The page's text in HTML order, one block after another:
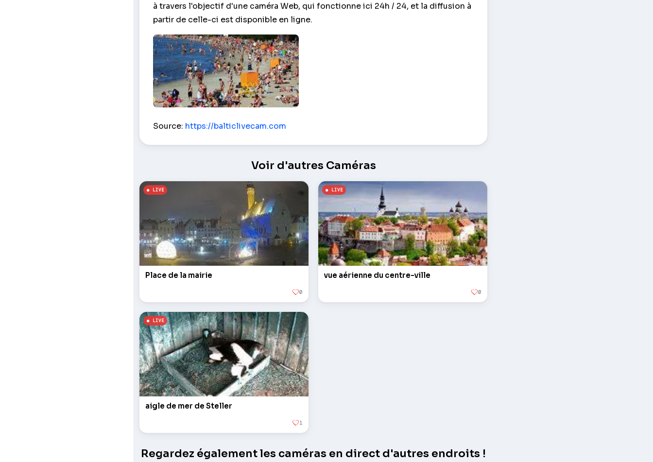
à travers l'objectif d'une caméra Web, qui fonctionne ici 24h / 24, et la diffusion à
partir de celle-ci est disponible en ligne.
Source: https://balticlivecam.com
Voir d'autres Caméras
Place de la mairie
0
vue aérienne du centre-ville
0
aigle de mer de Steller
1
Regardez également les caméras en direct d'autres endroits !